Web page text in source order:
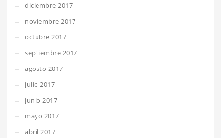
diciembre 2017
noviembre 2017
octubre 2017
septiembre 2017
agosto 2017
julio 2017
junio 2017
mayo 2017
abril 2017